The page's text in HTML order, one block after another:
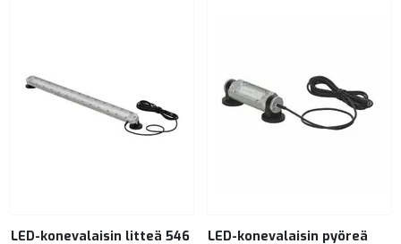
LED-konevalaisin litteä 546
LED-konevalaisin pyöreä